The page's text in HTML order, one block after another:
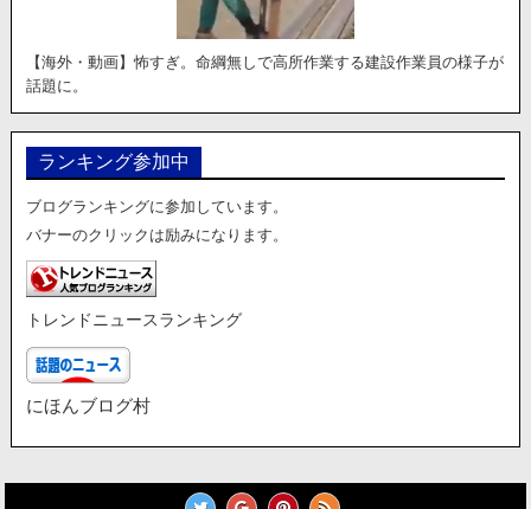
【海外・動画】怖すぎ。命綱無しで高所作業する建設作業員の様子が
話題に。
ランキング参加中
ブログランキングに参加しています。
バナーのクリックは励みになります。
トレンドニュースランキング
にほんブログ村